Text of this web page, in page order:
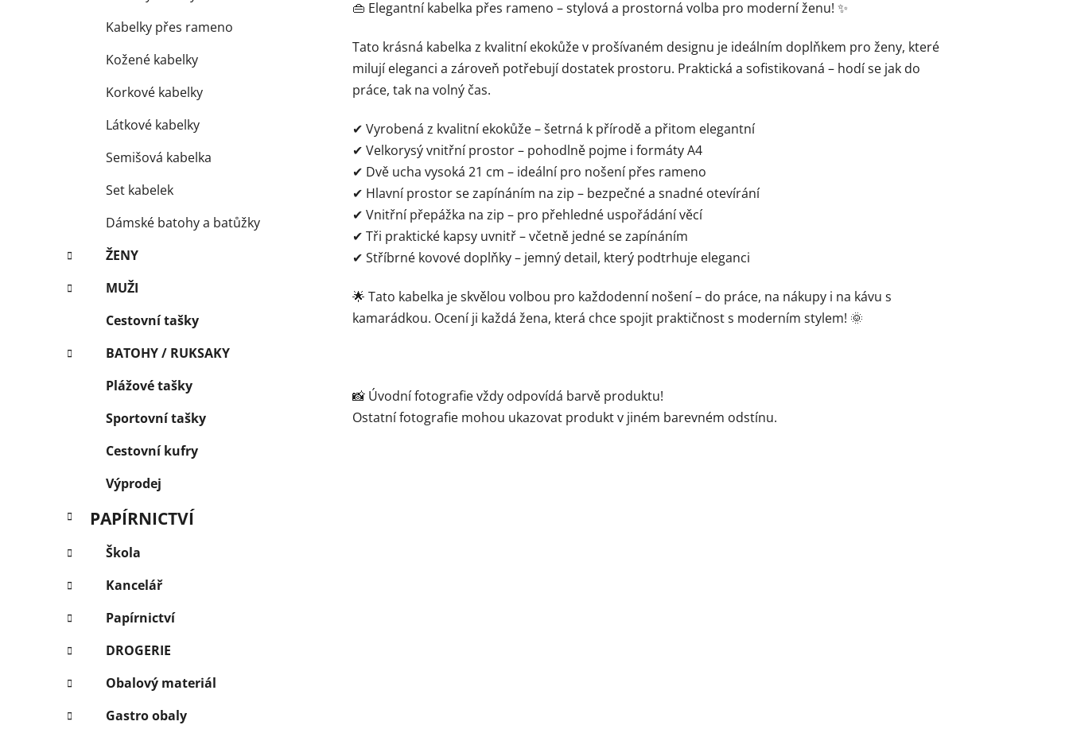
Kabelky přes rameno
Kožené kabelky
Korkové kabelky
Látkové kabelky
Semišová kabelka
Set kabelek
Dámské batohy a batůžky
ŽENY
MUŽI
Cestovní tašky
BATOHY / RUKSAKY
Plážové tašky
Sportovní tašky
Cestovní kufry
Výprodej
PAPÍRNICTVÍ
Škola
Kancelář
Papírnictví
DROGERIE
Obalový materiál
Gastro obaly
👜 Elegantní kabelka přes rameno – stylová a prostorná volba pro moderní ženu! ✨
Tato krásná kabelka z kvalitní ekokůže v prošívaném designu je ideálním doplňkem pro ženy, které
milují eleganci a zároveň potřebují dostatek prostoru. Praktická a sofistikovaná – hodí se jak do
práce, tak na volný čas.
✔ Vyrobená z kvalitní ekokůže – šetrná k přírodě a přitom elegantní
✔ Velkorysý vnitřní prostor – pohodlně pojme i formáty A4
✔ Dvě ucha vysoká 21 cm – ideální pro nošení přes rameno
✔ Hlavní prostor se zapínáním na zip – bezpečné a snadné otevírání
✔ Vnitřní přepážka na zip – pro přehledné uspořádání věcí
✔ Tři praktické kapsy uvnitř – včetně jedné se zapínáním
✔ Stříbrné kovové doplňky – jemný detail, který podtrhuje eleganci
🌟 Tato kabelka je skvělou volbou pro každodenní nošení – do práce, na nákupy i na kávu s
kamarádkou. Ocení ji každá žena, která chce spojit praktičnost s moderním stylem! 🌞
📸 Úvodní fotografie vždy odpovídá barvě produktu!
Ostatní fotografie mohou ukazovat produkt v jiném barevném odstínu.